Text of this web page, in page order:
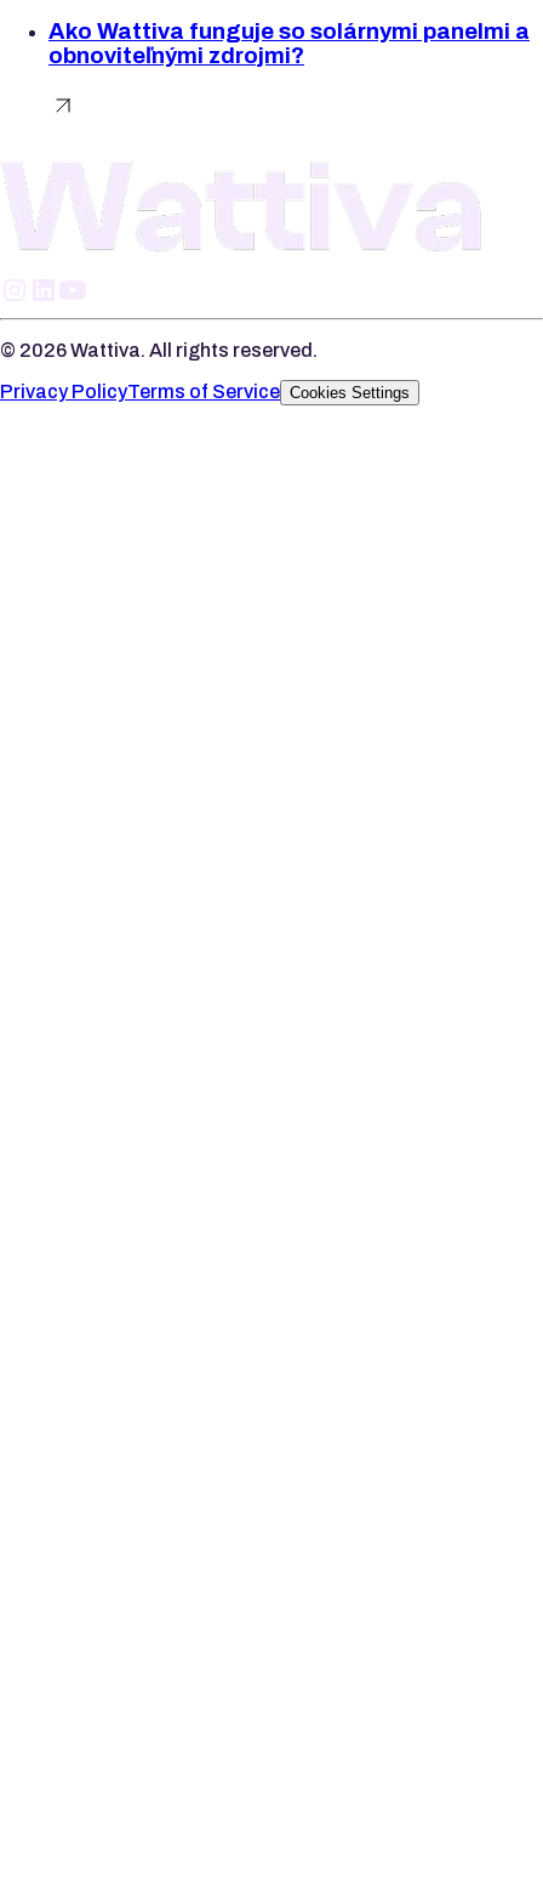
Ako Wattiva funguje so solárnymi panelmi a
obnoviteľnými zdrojmi?
© 2026Wattiva. All rights reserved.
Privacy PolicyTerms of Service Cookies Settings